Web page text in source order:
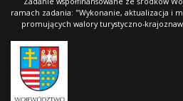
ramach zadania: "Wykonanie, aktualizacja i
promujących walory turystyczno-